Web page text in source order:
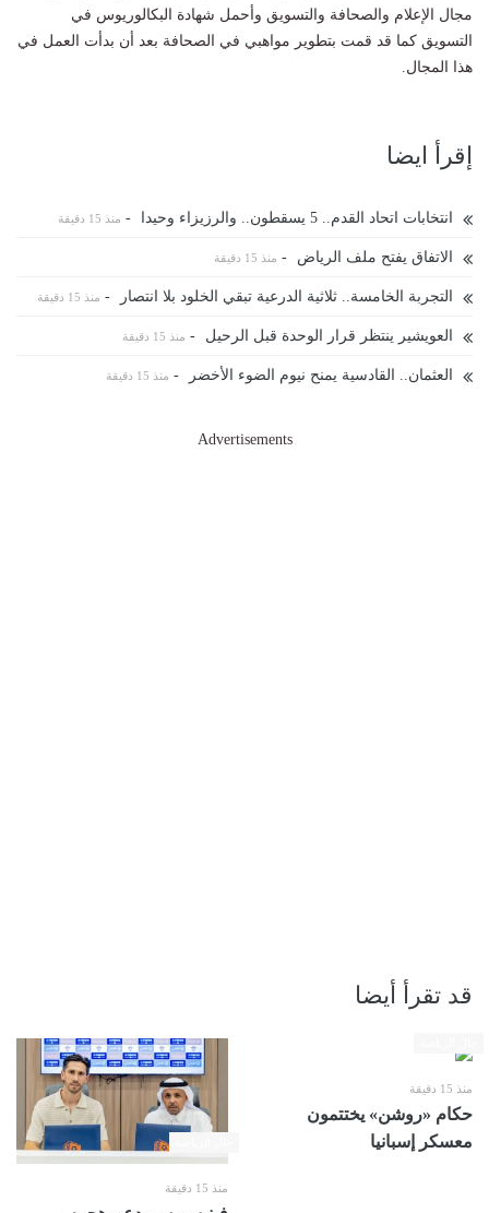
مجال الإعلام والصحافة والتسويق وأحمل شهادة البكالوريوس في
التسويق كما قد قمت بتطوير مواهبي في الصحافة بعد أن بدأت العمل في
هذا المجال.
إقرأ ايضا
انتخابات اتحاد القدم.. 5 يسقطون.. والرزيزاء وحيدا - منذ 15 دقيقة
الاتفاق يفتح ملف الرياض - منذ 15 دقيقة
التجربة الخامسة.. ثلاثية الدرعية تبقي الخلود بلا انتصار - منذ 15 دقيقة
العويشير ينتظر قرار الوحدة قبل الرحيل - منذ 15 دقيقة
العثمان.. القادسية يمنح نيوم الضوء الأخضر - منذ 15 دقيقة
Advertisements
قد تقرأ أيضا
منذ 15 دقيقة
حكام «روشن» يختتمون
معسكر إسبانيا
منذ 15 دقيقة